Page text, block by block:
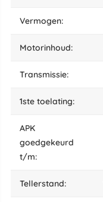
vermogen:
motorinhoud:
transmissie:
1ste toelating:
APK
goedgekeurd
t/m:
tellerstand: